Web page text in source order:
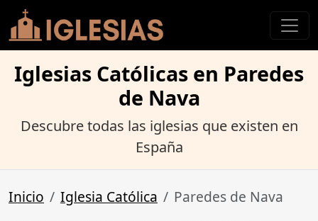
Iglesias Católicas en Paredes
de Nava
Descubre todas las iglesias que existen en
España
Inicio Iglesia Católica Paredes de Nava